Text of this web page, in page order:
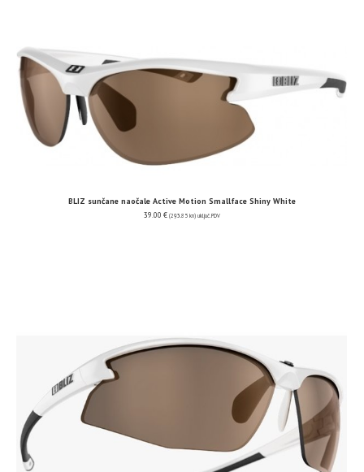
BLIZ sunčane naočale Active Motion Smallface Shiny White
39.00 € (293.85 kn) uključ. PDV